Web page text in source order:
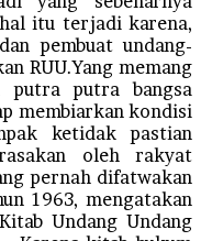
itu terjadi karena,
pembuat undang-
RUU.Yang memang
putra putra bangsa
membiarkan kondisi
ketidak pastian
oleh rakyat
pernah difatwakan
1963, mengatakan
Undang Undang